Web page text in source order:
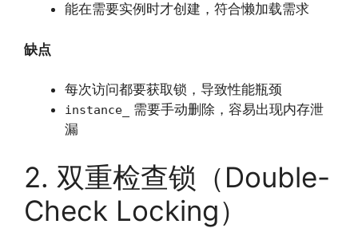
能在需要实例时才创建，符合懒加载需求
缺点
每次访问都要获取锁，导致性能瓶颈
instance_
需要手动删除，容易出现内存泄
漏
2. 双重检查锁（Double-
Check Locking）